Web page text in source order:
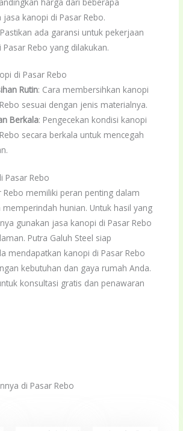
jasa kanopi di Pasar Rebo.
ada garansi untuk pekerjaan
Pasar Rebo yang dilakukan.
di Pasar Rebo
Rutin: Cara membersihkan kanopi
sesuai dengan jenis materialnya.
Berkala: Pengecekan kondisi kanopi
secara berkala untuk mencegah
Pasar Rebo
Rebo memiliki peran penting dalam
hunian. Untuk hasil yang
gunakan jasa kanopi di Pasar Rebo
Putra Galuh Steel siap
mendapatkan kanopi di Pasar Rebo
kebutuhan dan gaya rumah Anda.
konsultasi gratis dan penawaran
di Pasar Rebo